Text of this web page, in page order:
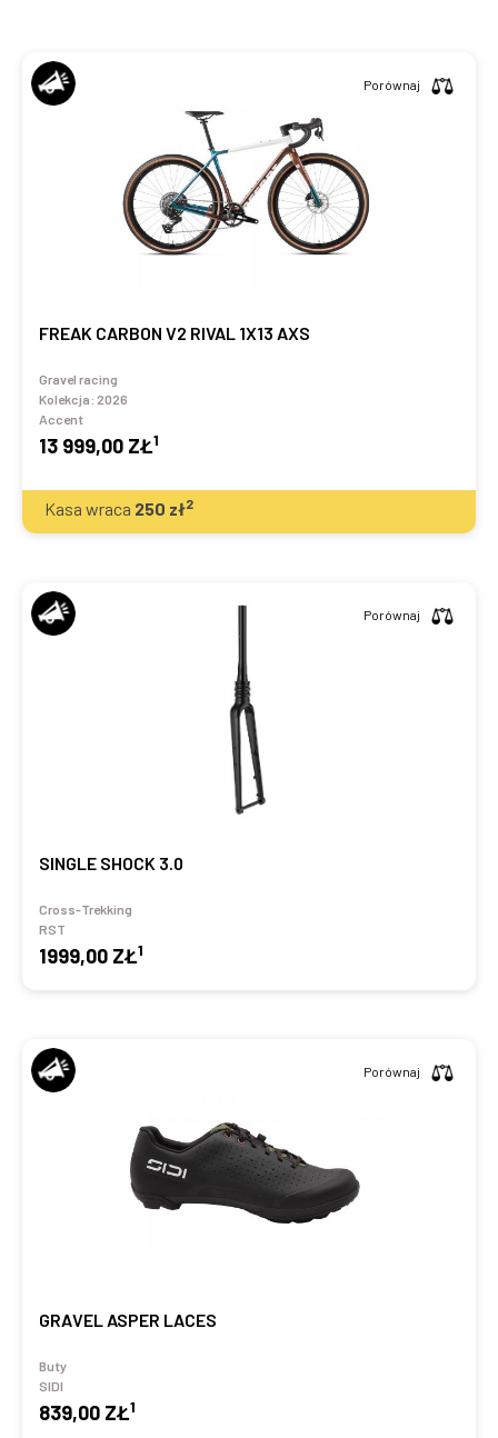
FREAK CARBON V2 RIVAL 1X13 AXS
Gravel racing
Kolekcja: 2026
Accent
13 999,00 ZŁ1
Porównaj
Kasa wraca 250 zł2
SINGLE SHOCK 3.0
Cross-Trekking
RST
1999,00 ZŁ1
Porównaj
GRAVEL ASPER LACES
Buty
SIDI
839,00 ZŁ1
Porównaj